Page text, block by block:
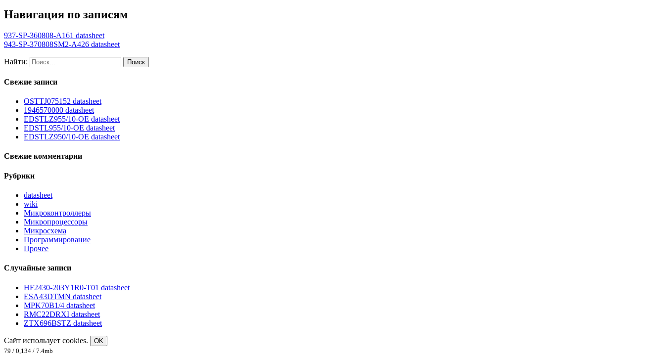
Навигация по записям
937-SP-360808-A161 datasheet
943-SP-370808SM2-A426 datasheet
Найти:
Свежие записи
OSTTJ075152 datasheet
1946570000 datasheet
EDSTLZ955/10-OE datasheet
EDSTL955/10-OE datasheet
EDSTLZ950/10-OE datasheet
Свежие комментарии
Рубрики
datasheet
wiki
Микроконтроллеры
Микропроцессоры
Микросхема
Программирование
Прочее
Случайные записи
HF2430-203Y1R0-T01 datasheet
ESA43DTMN datasheet
MPK70B1/4 datasheet
RMC22DRXI datasheet
ZTX696BSTZ datasheet
Сайт использует cookies.
OK
79 / 0,134 / 7.4mb